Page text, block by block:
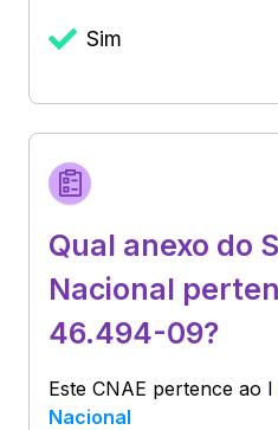
Sim
Qual anexo do
Nacional
46.494-09?
Este CNAE pertence ao I
Nacional